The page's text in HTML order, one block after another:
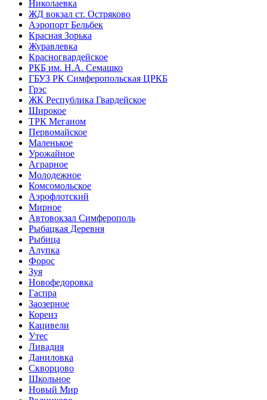
Николаевка
ЖД вокзал ст. Остряково
Аэропорт Бельбек
Красная Зорька
Журавлевка
Красногвардейское
РКБ им. Н.А. Семашко
ГБУЗ РК Симферопольская ЦРКБ
Грэс
ЖК Республика Гвардейское
Широкое
ТРК Меганом
Первомайское
Маленькое
Урожайное
Аграрное
Молодежное
Комсомольское
Аэрофлотский
Мирное
Автовокзал Симферополь
Рыбацкая Деревня
Рыбица
Алупка
Форос
Зуя
Новофедоровка
Гаспра
Заозерное
Кореиз
Кацивели
Утес
Ливадия
Даниловка
Скворцово
Школьное
Новый Мир